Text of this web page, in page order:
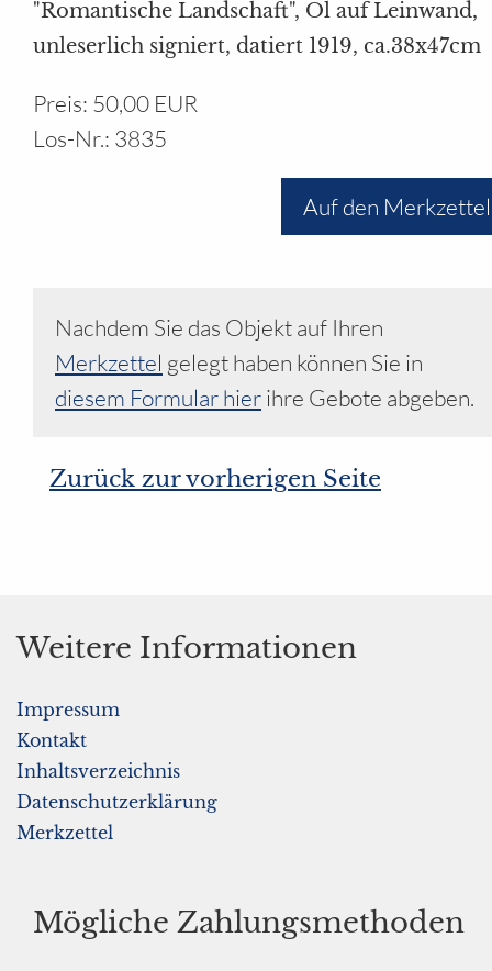
Ihr Bereich
"Romantische Landschaft", Öl auf Leinwand,
unleserlich signiert, datiert 1919, ca.38x47cm
Preis: 50,00 EUR
Los-Nr.: 3835
Auf den Merkzettel
Nachdem Sie das Objekt auf Ihren
Merkzettel gelegt haben können Sie in
diesem Formular hierihre Gebote abgeben.
Zurück zur vorherigen Seite
Weitere Informationen
Impressum
Kontakt
Inhaltsverzeichnis
Datenschutzerklärung
Merkzettel
Mögliche Zahlungsmethoden